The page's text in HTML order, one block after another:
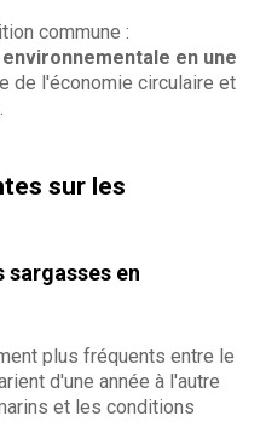
commune :
en une
de l'économie circulaire et
sur les
sargasses en
plus fréquents entre le
d'une année à l'autre
et les conditions